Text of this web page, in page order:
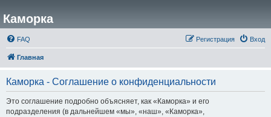
Каморка
FAQ Вход
Регистрация
Главная
Каморка - Соглашение о конфиденциальности
Это соглашение подробно объясняет, как «Каморка» и его
подразделения (в дальнейшем «мы», «наш», «Каморка»,